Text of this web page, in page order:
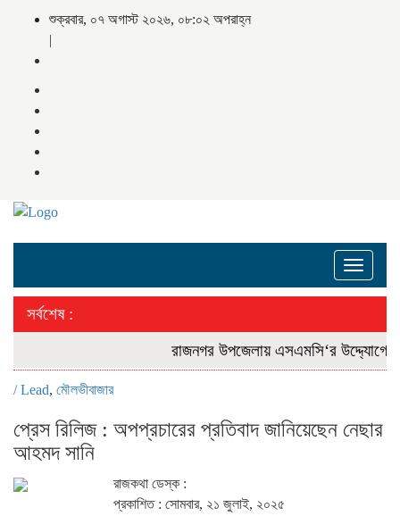
শুক্রবার, ০৭ অগাস্ট ২০২৬, ০৮:০২ অপরাহ্ন
|
Toggle
সর্বশেষ :
রাজনগর উপজেলায় এসএমসি‘র উদ্দ্যোগে
/Lead, মৌলভীবাজার
প্রেস রিলিজ : অপপ্রচারের প্রতিবাদ জানিয়েছেন নেছার
আহমদ সানি
রাজকথা ডেস্ক :
প্রকাশিত : সোমবার, ২১ জুলাই, ২০২৫